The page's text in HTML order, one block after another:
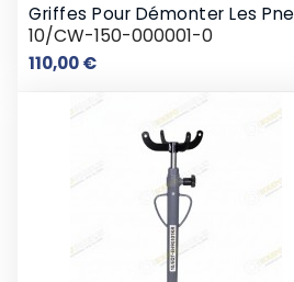
Griffes Pour Démonter Les
10/CW-150-000001-0
110,00 €Prix